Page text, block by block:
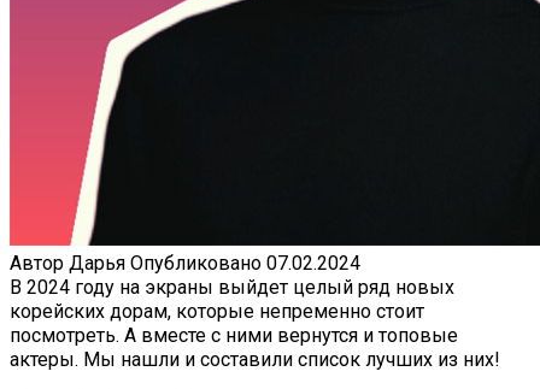
Автор Дарья Опубликовано 07.02.2024
В 2024 году на экраны выйдет целый ряд новых
корейских дорам, которые непременно стоит
посмотреть. А вместе с ними вернутся и топовые
актеры. Мы нашли и составили список лучших из них!